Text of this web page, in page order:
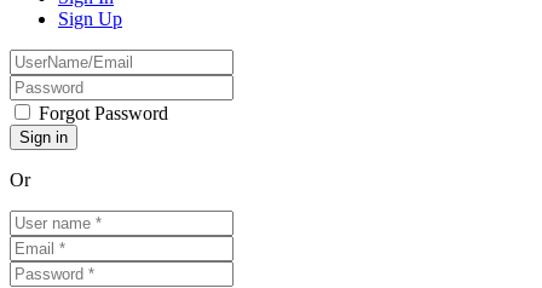
Sign Up
Forgot Password
Or